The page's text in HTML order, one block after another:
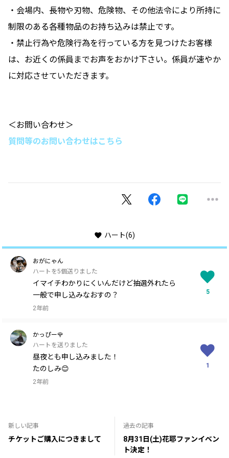
・会場内、長物や刃物、危険物、その他法令により所持に
制限のある各種物品のお持ち込みは禁止です。
・禁止行為や危険行為を行っている方を見つけたお客様
は、お近くの係員までお声をおかけ下さい。係員が速やか
に対応させていただきます。
＜お問い合わせ＞
質問等のお問い合わせはこちら
ハート(6)
おがにゃん
ハートを5個送りました
イマイチわかりにくいんだけど抽選外れたら
一般で申し込みなおすの？
2年前
5
かっぴー🌹
ハートを送りました
昼夜とも申し込みました！
たのしみ😊
2年前
1
新しい記事
チケットご購入につきまして
過去の記事
8月31日(土)花耶ファンイベン
ト決定！